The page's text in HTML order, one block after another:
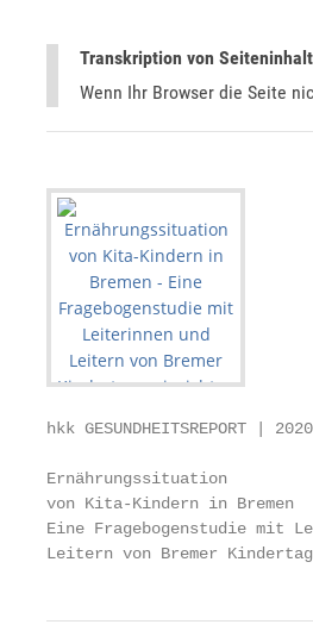
Transkription von
Wenn Ihr Browser die Seite
hkk GESUNDHEITSREPORT | 2020
Ernährungssituation
von Kita-Kindern in Bremen
Eine Fragebogenstudie mit
Leitern von Bremer